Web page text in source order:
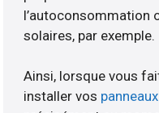
l’autoconsommation
solaires, par exemple.
Ainsi, lorsque vous
installer vos